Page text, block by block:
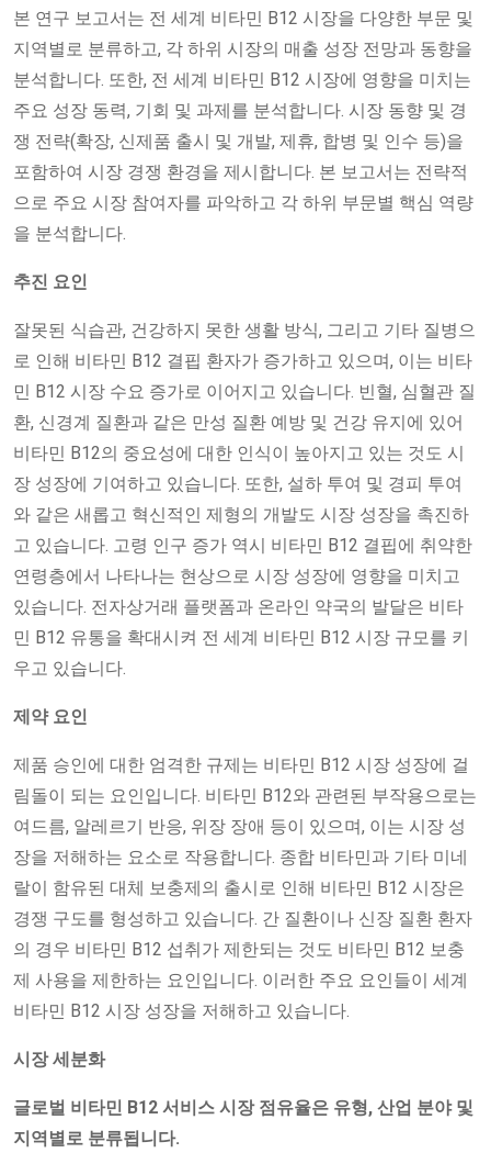
본 연구 보고서는 전 세계 비타민 B12 시장을 다양한 부문 및
지역별로 분류하고, 각 하위 시장의 매출 성장 전망과 동향을
분석합니다. 또한, 전 세계 비타민 B12 시장에 영향을 미치는
주요 성장 동력, 기회 및 과제를 분석합니다. 시장 동향 및 경
쟁 전략(확장, 신제품 출시 및 개발, 제휴, 합병 및 인수 등)을
포함하여 시장 경쟁 환경을 제시합니다. 본 보고서는 전략적
으로 주요 시장 참여자를 파악하고 각 하위 부문별 핵심 역량
을 분석합니다.
추진 요인
잘못된 식습관, 건강하지 못한 생활 방식, 그리고 기타 질병으
로 인해 비타민 B12 결핍 환자가 증가하고 있으며, 이는 비타
민 B12 시장 수요 증가로 이어지고 있습니다. 빈혈, 심혈관 질
환, 신경계 질환과 같은 만성 질환 예방 및 건강 유지에 있어
비타민 B12의 중요성에 대한 인식이 높아지고 있는 것도 시
장 성장에 기여하고 있습니다. 또한, 설하 투여 및 경피 투여
와 같은 새롭고 혁신적인 제형의 개발도 시장 성장을 촉진하
고 있습니다. 고령 인구 증가 역시 비타민 B12 결핍에 취약한
연령층에서 나타나는 현상으로 시장 성장에 영향을 미치고
있습니다. 전자상거래 플랫폼과 온라인 약국의 발달은 비타
민 B12 유통을 확대시켜 전 세계 비타민 B12 시장 규모를 키
우고 있습니다.
제약 요인
제품 승인에 대한 엄격한 규제는 비타민 B12 시장 성장에 걸
림돌이 되는 요인입니다. 비타민 B12와 관련된 부작용으로는
여드름, 알레르기 반응, 위장 장애 등이 있으며, 이는 시장 성
장을 저해하는 요소로 작용합니다. 종합 비타민과 기타 미네
랄이 함유된 대체 보충제의 출시로 인해 비타민 B12 시장은
경쟁 구도를 형성하고 있습니다. 간 질환이나 신장 질환 환자
의 경우 비타민 B12 섭취가 제한되는 것도 비타민 B12 보충
제 사용을 제한하는 요인입니다. 이러한 주요 요인들이 세계
비타민 B12 시장 성장을 저해하고 있습니다.
시장 세분화
글로벌 비타민 B12 서비스 시장 점유율은 유형, 산업 분야 및
지역별로 분류됩니다.